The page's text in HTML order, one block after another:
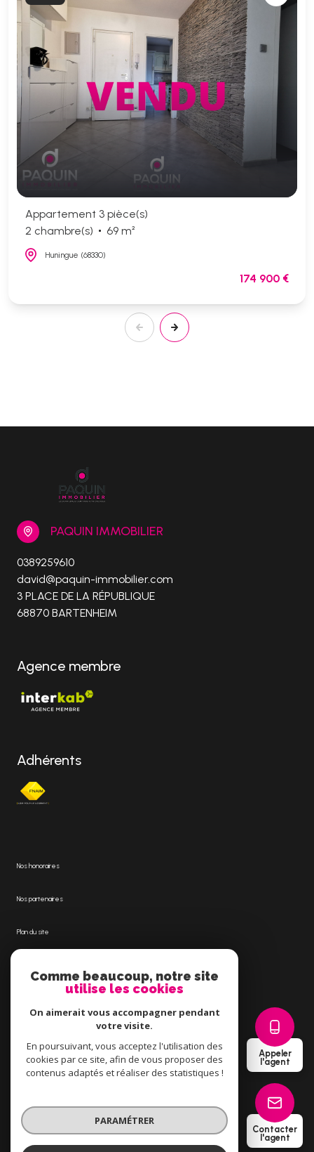
Appeler
l'agent
Contacter
l'agent
Appartement 3 pièce(s)
2 chambre(s)
69 m²
Huningue (68330)
174 900 €
PAQUIN IMMOBILIER
0389259610
david@paquin-immobilier.com
3 PLACE DE LA RÉPUBLIQUE
68870 BARTENHEIM
Agence membre
Adhérents
Nos honoraires
Nos partenaires
Plan du site
Cookies
© 2026 | Tous droits réservés
Comme beaucoup, notre site
utilise les cookies
On aimerait vous accompagner pendant
votre visite.
En poursuivant, vous acceptez l'utilisation des
cookies par ce site, afin de vous proposer des
contenus adaptés et réaliser des statistiques !
PARAMÉTRER